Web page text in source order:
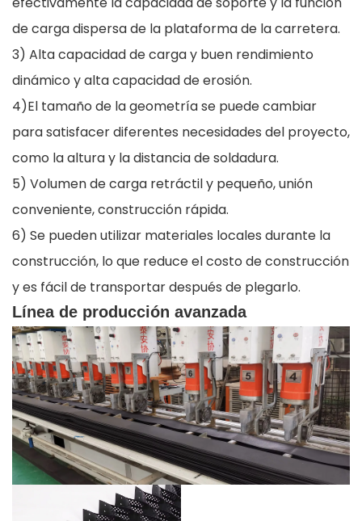
de carga dispersa de la plataforma de la carretera.
3) Alta capacidad de carga y buen rendimiento
dinámico y alta capacidad de erosión.
4)El tamaño de la geometría se puede cambiar
para satisfacer diferentes necesidades del proyecto,
como la altura y la distancia de soldadura.
5) Volumen de carga retráctil y pequeño, unión
conveniente, construcción rápida.
6) Se pueden utilizar materiales locales durante la
construcción, lo que reduce el costo de construcción
y es fácil de transportar después de plegarlo.
Línea de producción avanzada